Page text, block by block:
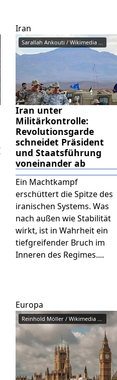
Iran
Sarallah Ankouti / Wikimedia Co...
Iran unter
Militärkontrolle:
Revolutionsgarde
schneidet Präsident
und Staatsführung
voneinander ab
Ein Machtkampf
erschüttert die Spitze des
iranischen Systems. Was
nach außen wie Stabilität
wirkt, ist in Wahrheit ein
tiefgreifender Bruch im
Inneren des Regimes....
Europa
Reinhold Möller / Wikimedia Com...